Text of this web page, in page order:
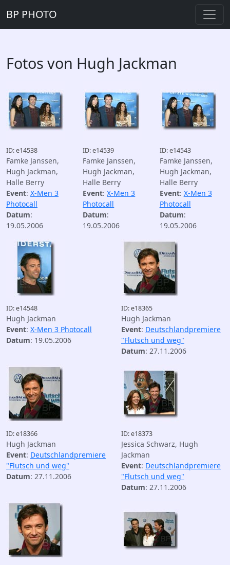
BP PHOTO
Fotos von Hugh Jackman
ID: e14538
Famke Janssen,
Hugh Jackman,
Halle Berry
Event: X-Men 3
Photocall
Datum:
19.05.2006
ID: e14539
Famke Janssen,
Hugh Jackman,
Halle Berry
Event:X-Men 3
Photocall
Datum:
19.05.2006
ID: e14543
Famke Janssen,
Hugh Jackman,
Halle Berry
Event: X-Men 3
Photocall
Datum:
19.05.2006
ID: e14548
Hugh Jackman
Event: X-Men 3 Photocall
Datum: 19.05.2006
ID: e18365
Hugh Jackman
Event: Deutschlandpremiere
"Flutsch und weg"
Datum: 27.11.2006
ID: e18366
Hugh Jackman
Event: Deutschlandpremiere
"Flutsch und weg"
Datum: 27.11.2006
ID: e18373
Jessica Schwarz, Hugh
Jackman
Event: Deutschlandpremiere
"Flutsch und weg"
Datum: 27.11.2006